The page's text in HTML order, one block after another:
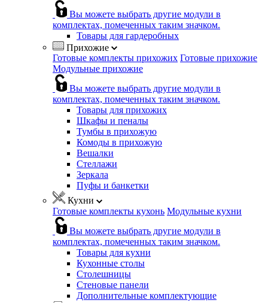
Вы можете выбрать другие модули в
комплектах, помеченных таким значком.
Товары для гардеробных
Прихожие
Готовые комплекты прихожих Готовые прихожие
Модульные прихожие
Вы можете выбрать другие модули в
комплектах, помеченных таким значком.
Товары для прихожих
Шкафы и пеналы
Тумбы в прихожую
Комоды в прихожую
Вешалки
Стеллажи
Зеркала
Пуфы и банкетки
Кухни
Готовые комплекты кухонь Модульные кухни
Вы можете выбрать другие модули в
комплектах, помеченных таким значком.
Товары для кухни
Кухонные столы
Столешницы
Стеновые панели
Дополнительные комплектующие